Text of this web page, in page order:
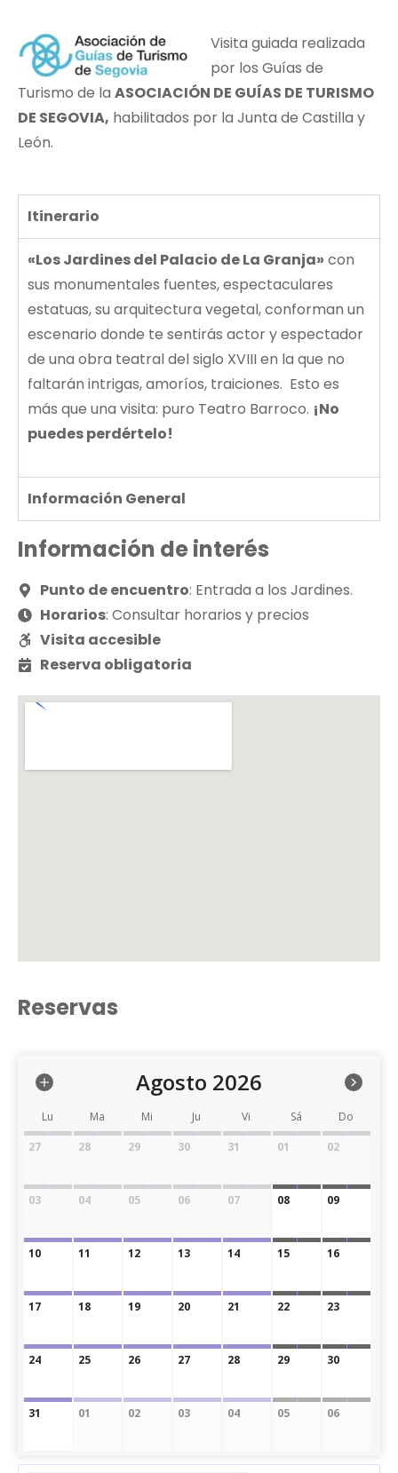
Visita guiada realizada
por los Guías de
Turismo de la ASOCIACIÓN DE GUÍAS DE TURISMO
DE SEGOVIA, habilitados por la Junta de Castilla y
León.
Itinerario
«Los Jardines del Palacio de La Granja» con
sus monumentales fuentes, espectaculares
estatuas, su arquitectura vegetal, conforman un
escenario donde te sentirás actor y espectador
de una obra teatral del siglo XVIII en la que no
faltarán intrigas, amoríos, traiciones. Esto es
más que una visita: puro Teatro Barroco. ¡No
puedes perdértelo!
Información General
Información de interés
Punto de encuentro: Entrada a los Jardines.
Horarios: Consultar horarios y precios
Visita accesible
Reserva obligatoria
Reservas
Agosto 2026
Lu Ma Mi Ju Vi Sá
Do
27
28 29 30 31 01 02
03 04 05 06 07 08 09
10 11 12 13 14 15 16
17 18 19 20 21 22 23
24 25 26 27 28 29 30
31 01 02 03 04 05 06